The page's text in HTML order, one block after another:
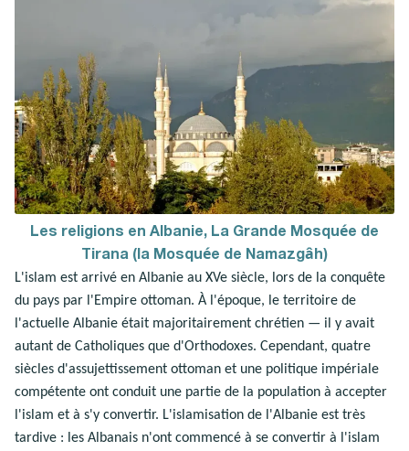
Les religions en Albanie, La Grande Mosquée de
Tirana (la Mosquée de Namazgâh)
L'islam est arrivé en Albanie au XVe siècle, lors de la conquête
du pays par l'Empire ottoman. À l'époque, le territoire de
l'actuelle Albanie était majoritairement chrétien — il y avait
autant de Catholiques que d'Orthodoxes. Cependant, quatre
siècles d'assujettissement ottoman et une politique impériale
compétente ont conduit une partie de la population à accepter
l'islam et à s'y convertir. L'islamisation de l'Albanie est très
tardive : les Albanais n'ont commencé à se convertir à l'islam